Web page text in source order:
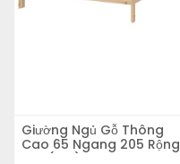
Giường Ngủ Gỗ Thông
Cao 65 Ngang 205 Rộng
144 (cm)